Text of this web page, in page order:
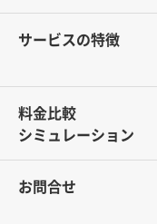
サービスの特徴
料金比較
シミュレーション
お問合せ